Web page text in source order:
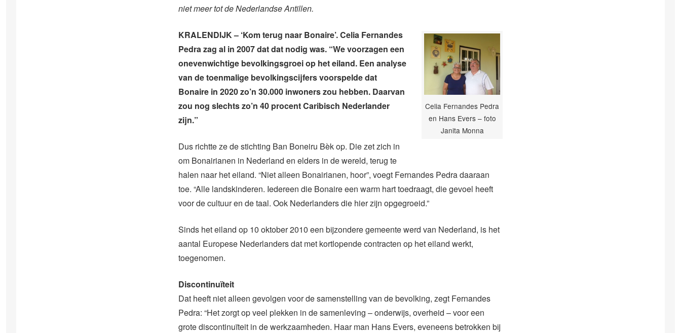
niet meer tot de Nederlandse Antillen.
Celia Fernandes Pedra
en Hans Evers – foto
Janita Monna
KRALENDIJK – ‘Kom terug naar Bonaire’. Celia Fernandes
Pedra zag al in 2007 dat dat nodig was. “We voorzagen een
onevenwichtige bevolkingsgroei op het eiland. Een analyse
van de toenmalige bevolkingscijfers voorspelde dat
Bonaire in 2020 zo’n 30.000 inwoners zou hebben. Daarvan
zou nog slechts zo’n 40 procent Caribisch Nederlander
zijn.”
Dus richtte ze de stichting Ban Boneiru Bèk op. Die zet zich in
om Bonairianen in Nederland en elders in de wereld, terug te
halen naar het eiland. “Niet alleen Bonairianen, hoor”, voegt Fernandes Pedra daaraan
toe. “Alle landskinderen. Iedereen die Bonaire een warm hart toedraagt, die gevoel heeft
voor de cultuur en de taal. Ook Nederlanders die hier zijn opgegroeid.”
Sinds het eiland op 10 oktober 2010 een bijzondere gemeente werd van Nederland, is het
aantal Europese Nederlanders dat met kortlopende contracten op het eiland werkt,
toegenomen.
Discontinuïteit
Dat heeft niet alleen gevolgen voor de samenstelling van de bevolking, zegt Fernandes
Pedra: “Het zorgt op veel plekken in de samenleving – onderwijs, overheid – voor een
grote discontinuïteit in de werkzaamheden. Haar man Hans Evers, eveneens betrokken bij